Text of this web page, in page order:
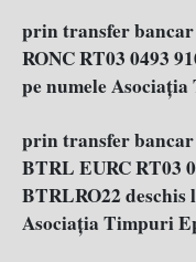
prin transfer
RONC RT03 0493
pe numele
prin transfer
BTRL EURC RT03
BTRLRO22 deschis
Asociația Timpuri